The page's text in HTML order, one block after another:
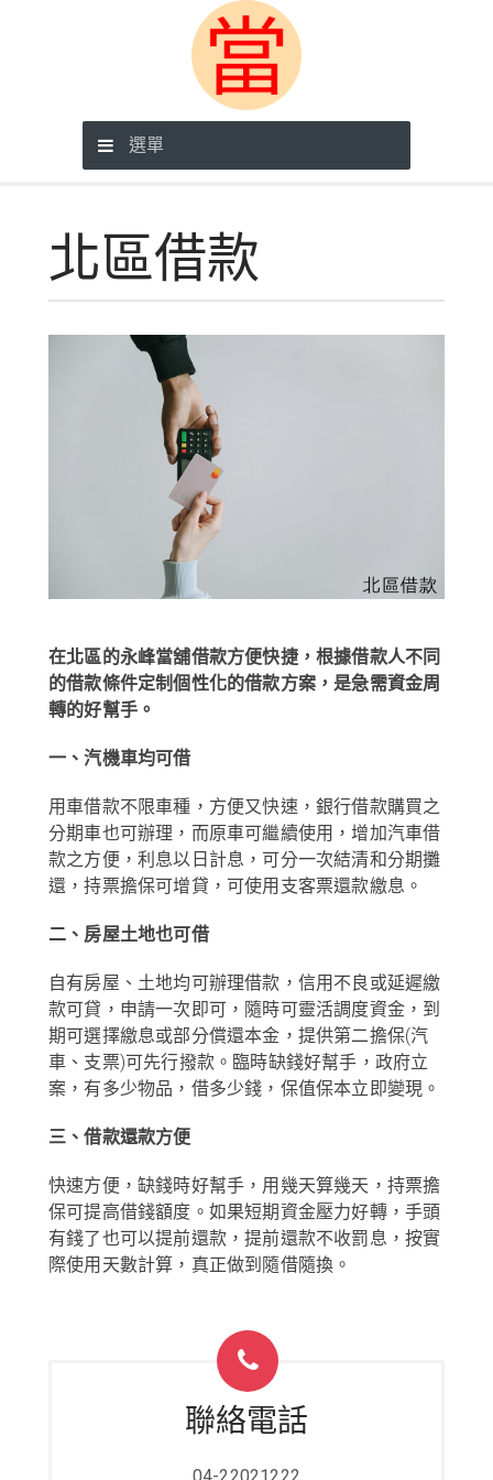
選單
北區借款
在北區的永峰當舖借款方便快捷，根據借款人不同
的借款條件定制個性化的借款方案，是急需資金周
轉的好幫手。
一、汽機車均可借
用車借款不限車種，方便又快速，銀行借款購買之
分期車也可辦理，而原車可繼續使用，增加汽車借
款之方便，利息以日計息，可分一次結清和分期攤
還，持票擔保可增貸，可使用支客票還款繳息。
二、房屋土地也可借
自有房屋、土地均可辦理借款，信用不良或延遲繳
款可貸，申請一次即可，隨時可靈活調度資金，到
期可選擇繳息或部分償還本金，提供第二擔保(汽
車、支票)可先行撥款。臨時缺錢好幫手，政府立
案，有多少物品，借多少錢，保值保本立即變現。
三、借款還款方便
快速方便，缺錢時好幫手，用幾天算幾天，持票擔
保可提高借錢額度。如果短期資金壓力好轉，手頭
有錢了也可以提前還款，提前還款不收罰息，按實
際使用天數計算，真正做到隨借隨換。
聯絡電話